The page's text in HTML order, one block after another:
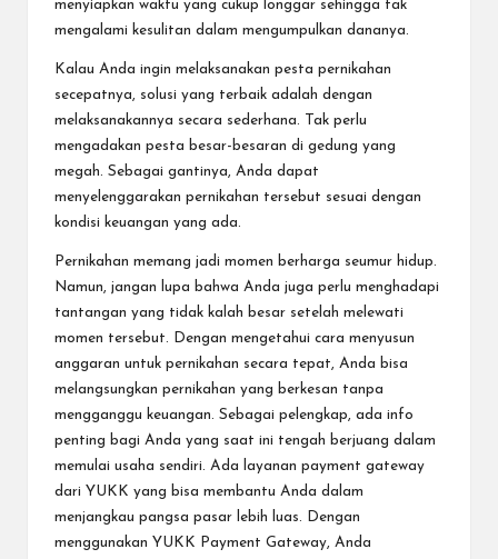
menyiapkan waktu yang cukup longgar sehingga tak
mengalami kesulitan dalam mengumpulkan dananya.
Kalau Anda ingin melaksanakan pesta pernikahan
secepatnya, solusi yang terbaik adalah dengan
melaksanakannya secara sederhana. Tak perlu
mengadakan pesta besar-besaran di gedung yang
megah. Sebagai gantinya, Anda dapat
menyelenggarakan pernikahan tersebut sesuai dengan
kondisi keuangan yang ada.
Pernikahan memang jadi momen berharga seumur hidup.
Namun, jangan lupa bahwa Anda juga perlu menghadapi
tantangan yang tidak kalah besar setelah melewati
momen tersebut. Dengan mengetahui cara menyusun
anggaran untuk pernikahan secara tepat, Anda bisa
melangsungkan pernikahan yang berkesan tanpa
mengganggu keuangan. Sebagai pelengkap, ada info
penting bagi Anda yang saat ini tengah berjuang dalam
memulai usaha sendiri. Ada
layanan payment gateway
dari YUKK yang bisa membantu Anda dalam
menjangkau pangsa pasar lebih luas. Dengan
menggunakan YUKK Payment Gateway, Anda